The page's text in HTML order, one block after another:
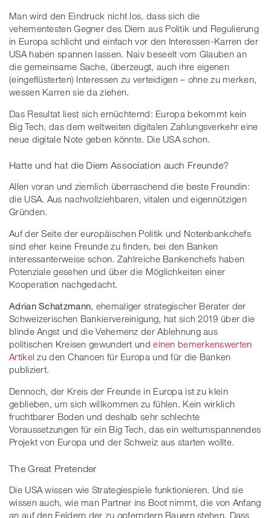
Man wird den Eindruck nicht los, dass sich die
vehementesten Gegner des Diem aus Politik und Regulierung
in Europa schlicht und einfach vor den Interessen-Karren der
USA haben spannen lassen. Naiv beseelt vom Glauben an
die gemeinsame Sache, überzeugt, auch ihre eigenen
(eingeflüsterten) Interessen zu verteidigen – ohne zu merken,
wessen Karren sie da ziehen.
Das Resultat liest sich ernüchternd: Europa bekommt kein
Big Tech, das dem weltweiten digitalen Zahlungsverkehr eine
neue digitale Note geben könnte. Die USA schon.
Hatte und hat die Diem Association auch Freunde?
Allen voran und ziemlich überraschend die beste Freundin:
die USA. Aus nachvollziehbaren, vitalen und eigennützigen
Gründen.
Auf der Seite der europäischen Politik und Notenbankchefs
sind eher keine Freunde zu finden, bei den Banken
interessanterweise schon. Zahlreiche Bankenchefs haben
Potenziale gesehen und über die Möglichkeiten einer
Kooperation nachgedacht.
Adrian Schatzmann, ehemaliger strategischer Berater der
Schweizerischen Bankiervereinigung, hat sich 2019 über die
blinde Angst und die Vehemenz der Ablehnung aus
politischen Kreisen gewundert undeinen bemerkenswerten
Artikel zu den Chancen für Europa und für die Banken
publiziert.
Dennoch, der Kreis der Freunde in Europa ist zu klein
geblieben, um sich willkommen zu fühlen. Kein wirklich
fruchtbarer Boden und deshalb sehr schlechte
Voraussetzungen für ein Big Tech, das ein weltumspannendes
Projekt von Europa und der Schweiz aus starten wollte.
The Great Pretender
Die USA wissen wie Strategiespiele funktionieren. Und sie
wissen auch, wie man Partner ins Boot nimmt, die von Anfang
an auf den Feldern der zu opferndern Bauern stehen. Dass